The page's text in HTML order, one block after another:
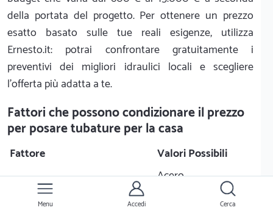
della portata del progetto. Per ottenere un prezzo
esatto basato sulle tue reali esigenze, utilizza
Ernesto.it: potrai confrontare gratuitamente i
preventivi dei migliori idraulici locali e scegliere
l'offerta più adatta a te.
Fattori che possono condizionare il prezzo
per posare tubature per la casa
Fattore Valori Possibili
Materiale
Acero
Menu Accedi Cerca